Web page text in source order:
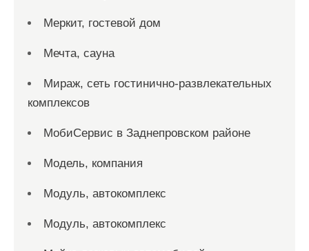
Меркит, гостевой дом
Мечта, сауна
Мираж, сеть гостинично-развлекательных
комплексов
МобиСервис в Заднепровском районе
Модель, компания
Модуль, автокомплекс
Модуль, автокомплекс